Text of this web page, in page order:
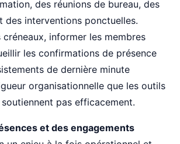
des réunions de bureau, des
des interventions ponctuelles.
informer les membres
les confirmations de présence
de dernière minute
organisationnelle que les outils
pas efficacement.
et des engagements